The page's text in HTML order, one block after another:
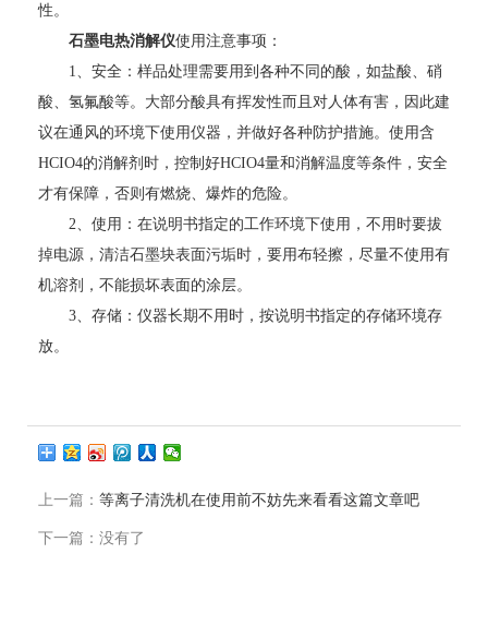
性。
石墨电热消解仪使用注意事项：
1、安全：样品处理需要用到各种不同的酸，如盐酸、硝
酸、氢氟酸等。大部分酸具有挥发性而且对人体有害，因此建
议在通风的环境下使用仪器，并做好各种防护措施。使用含
HCIO4的消解剂时，控制好HCIO4量和消解温度等条件，安全
才有保障，否则有燃烧、爆炸的危险。
2、使用：在说明书指定的工作环境下使用，不用时要拔
掉电源，清洁石墨块表面污垢时，要用布轻擦，尽量不使用有
机溶剂，不能损坏表面的涂层。
3、存储：仪器长期不用时，按说明书指定的存储环境存
放。
上一篇： 等离子清洗机在使用前不妨先来看看这篇文章吧
下一篇：没有了